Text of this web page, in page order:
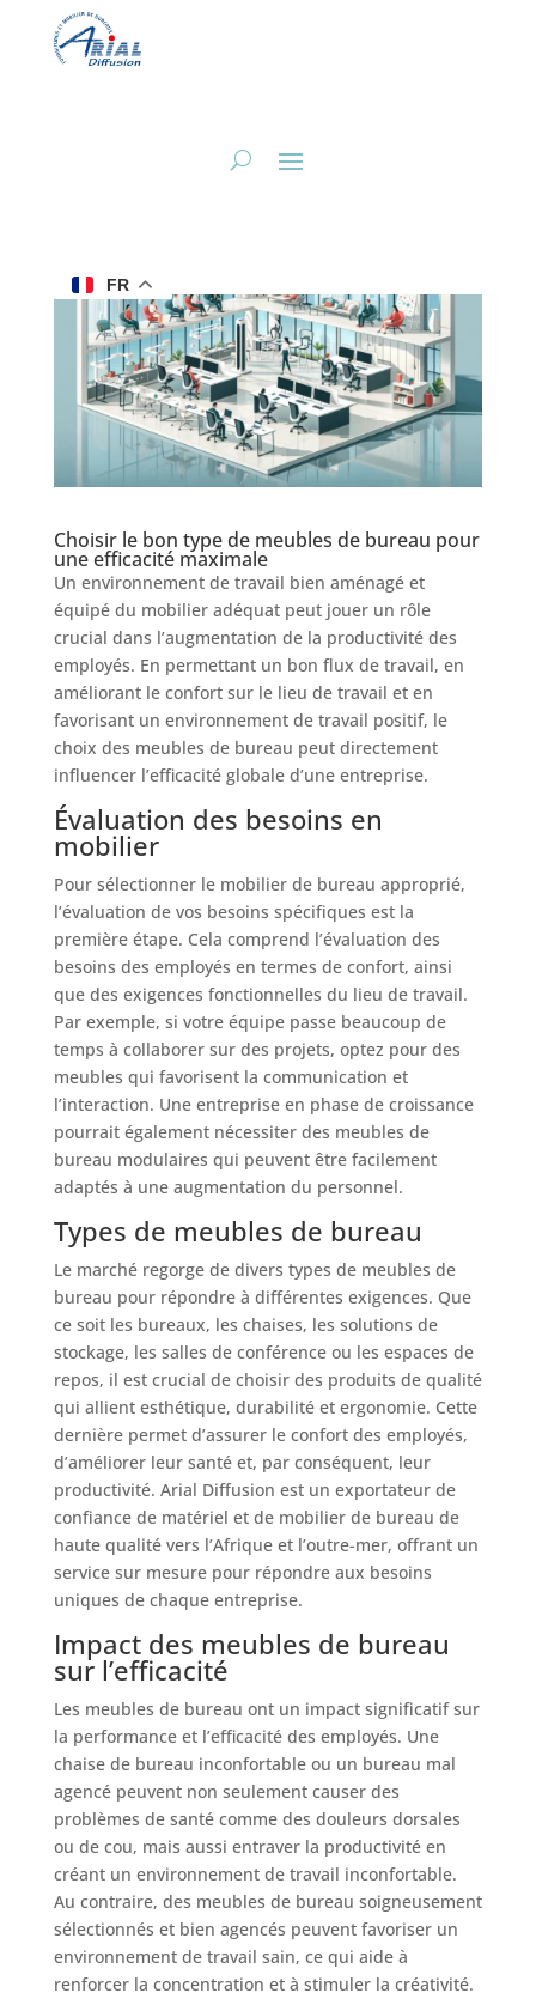
FR
bon mobilier de bureau
Choisir le bon type de meubles de bureau pour
une efficacité maximale
Un environnement de travail bien aménagé et
équipé du mobilier adéquat peut jouer un rôle
crucial dans l’augmentation de la productivité des
employés. En permettant un bon flux de travail, en
améliorant le confort sur le lieu de travail et en
favorisant un environnement de travail positif, le
choix des meubles de bureau peut directement
influencer l’efficacité globale d’une entreprise.
Évaluation des besoins en
mobilier
Pour sélectionner le mobilier de bureau approprié,
l’évaluation de vos besoins spécifiques est la
première étape. Cela comprend l’évaluation des
besoins des employés en termes de confort, ainsi
que des exigences fonctionnelles du lieu de travail.
Par exemple, si votre équipe passe beaucoup de
temps à collaborer sur des projets, optez pour des
meubles qui favorisent la communication et
l’interaction. Une entreprise en phase de croissance
pourrait également nécessiter des meubles de
bureau modulaires qui peuvent être facilement
adaptés à une augmentation du personnel.
Types de meubles de bureau
Le marché regorge de divers types de meubles de
bureau pour répondre à différentes exigences. Que
ce soit les bureaux, les chaises, les solutions de
stockage, les salles de conférence ou les espaces de
repos, il est crucial de choisir des produits de qualité
qui allient esthétique, durabilité et ergonomie. Cette
dernière permet d’assurer le confort des employés,
d’améliorer leur santé et, par conséquent, leur
productivité. Arial Diffusion est un exportateur de
confiance de matériel et de mobilier de bureau de
haute qualité vers l’Afrique et l’outre-mer, offrant un
service sur mesure pour répondre aux besoins
uniques de chaque entreprise.
Impact des meubles de bureau
sur l’efficacité
Les meubles de bureau ont un impact significatif sur
la performance et l’efficacité des employés. Une
chaise de bureau inconfortable ou un bureau mal
agencé peuvent non seulement causer des
problèmes de santé comme des douleurs dorsales
ou de cou, mais aussi entraver la productivité en
créant un environnement de travail inconfortable.
Au contraire, des meubles de bureau soigneusement
sélectionnés et bien agencés peuvent favoriser un
environnement de travail sain, ce qui aide à
renforcer la concentration et à stimuler la créativité.